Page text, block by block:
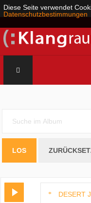
DESERT
Diese Seite verwendet
Datenschutzbestimmungen